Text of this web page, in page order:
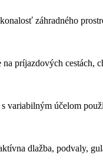
záhradného
príjazdových cestách,
účelom
dlažba, podvaly,